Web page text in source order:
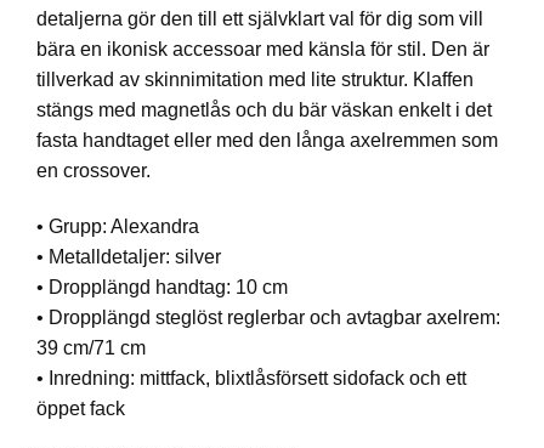
detaljerna gör den till ett självklart val för dig som vill
bära en ikonisk accessoar med känsla för stil. Den är
tillverkad av skinnimitation med lite struktur. Klaffen
stängs med magnetlås och du bär väskan enkelt i det
fasta handtaget eller med den långa axelremmen som
en crossover.
• Grupp: Alexandra
• Metalldetaljer: silver
• Dropplängd handtag: 10 cm
• Dropplängd steglöst reglerbar och avtagbar axelrem:
39 cm/71 cm
• Inredning: mittfack, blixtlåsförsett sidofack och ett
öppet fack